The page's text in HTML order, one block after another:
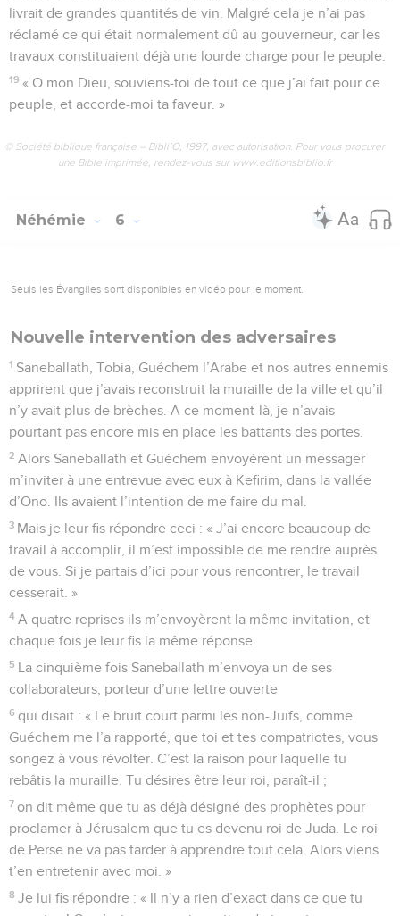
livrait de grandes quantités de vin. Malgré cela je n’ai pas
réclamé ce qui était normalement dû au gouverneur, car les
travaux constituaient déjà une lourde charge pour le peuple.
19 « O mon Dieu, souviens-toi de tout ce que j’ai fait pour ce
peuple, et accorde-moi ta faveur. »
© Société biblique française – Bibli’O, 1997, avec autorisation. Pour vous procurer
une Bible imprimée, rendez-vous sur www.editionsbiblio.fr
Néhémie 6
Seuls les Évangiles sont disponibles en vidéo pour le moment.
Nouvelle intervention des adversaires
1 Saneballath, Tobia, Guéchem l’Arabe et nos autres ennemis
apprirent que j’avais reconstruit la muraille de la ville et qu’il
n’y avait plus de brèches. A ce moment-là, je n’avais
pourtant pas encore mis en place les battants des portes.
2 Alors Saneballath et Guéchem envoyèrent un messager
m’inviter à une entrevue avec eux à Kefirim, dans la vallée
d’Ono. Ils avaient l’intention de me faire du mal.
3 Mais je leur fis répondre ceci : « J’ai encore beaucoup de
travail à accomplir, il m’est impossible de me rendre auprès
de vous. Si je partais d’ici pour vous rencontrer, le travail
cesserait. »
4 A quatre reprises ils m’envoyèrent la même invitation, et
chaque fois je leur fis la même réponse.
5 La cinquième fois Saneballath m’envoya un de ses
collaborateurs, porteur d’une lettre ouverte
6 qui disait : « Le bruit court parmi les non-Juifs, comme
Guéchem me l’a rapporté, que toi et tes compatriotes, vous
songez à vous révolter. C’est la raison pour laquelle tu
rebâtis la muraille. Tu désires être leur roi, paraît-il ;
7 on dit même que tu as déjà désigné des prophètes pour
proclamer à Jérusalem que tu es devenu roi de Juda. Le roi
de Perse ne va pas tarder à apprendre tout cela. Alors viens
t’en entretenir avec moi. »
8 Je lui fis répondre : « Il n’y a rien d’exact dans ce que tu